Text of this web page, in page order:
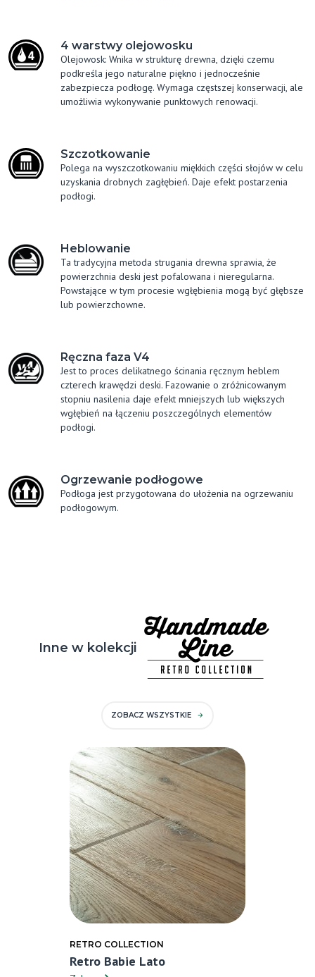
4 warstwy olejowosku
Olejowosk: Wnika w strukturę drewna, dzięki czemu
podkreśla jego naturalne piękno i jednocześnie
zabezpiecza podłogę. Wymaga częstszej konserwacji, ale
umożliwia wykonywanie punktowych renowacji.
Szczotkowanie
Polega na wyszczotkowaniu miękkich części słojów w celu
uzyskania drobnych zagłębień. Daje efekt postarzenia
podłogi.
Heblowanie
Ta tradycyjna metoda strugania drewna sprawia, że
powierzchnia deski jest pofalowana i nieregularna.
Powstające w tym procesie wgłębienia mogą być głębsze
lub powierzchowne.
Ręczna faza V4
Jest to proces delikatnego ścinania ręcznym heblem
czterech krawędzi deski. Fazowanie o zróżnicowanym
stopniu nasilenia daje efekt mniejszych lub większych
wgłębień na łączeniu poszczególnych elementów
podłogi.
Ogrzewanie podłogowe
Podłoga jest przygotowana do ułożenia na ogrzewaniu
podłogowym.
Inne w kolekcji
ZOBACZ WSZYSTKIE
RETRO COLLECTION
Retro Babie Lato